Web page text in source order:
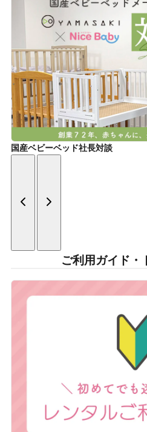
国産ベビーベッド社長対談
ご利用ガイド・